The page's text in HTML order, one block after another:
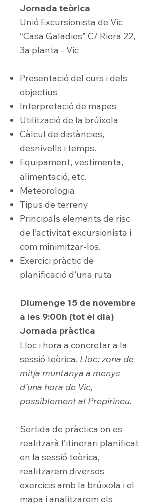
Jornada teòrica
Unió Excursionista de Vic
“Casa Galadies” C/ Riera 22,
3a planta - Vic
Presentació del curs i dels
objectius
Interpretació de mapes
Utilització de la brúixola
Càlcul de distàncies,
desnivells i temps.
Equipament, vestimenta,
alimentació, etc.
Meteorologia
Tipus de terreny
Principals elements de risc
de l’activitat excursionista i
com minimitzar-los.
Exercici pràctic de
planificació d’una ruta
Diumenge 15 de novembre
a les 9:00h (tot el dia)
Jornada pràctica
Lloc i hora a concretar a la
sessió teòrica. Lloc: zona de
mitja muntanya a menys
d’una hora de Vic,
possiblement al Prepirineu.
Sortida de pràctica on es
realitzarà l’itinerari planificat
en la sessió teòrica,
realitzarem diversos
exercicis amb la brúixola i el
mapa i analitzarem els